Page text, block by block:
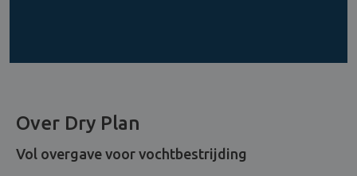
Over Dry Plan
Vol overgave voor vochtbestrijding